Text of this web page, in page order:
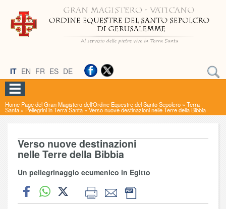
IT EN FR ES DE
Home Page del Gran Magistero dell'Ordine Equestre del Santo Sepolcro » Terra
Santa » Pellegrini in Terra Santa » Verso nuove destinazioni nelle Terre della Bibbia
Verso nuove destinazioni
nelle Terre della Bibbia
Un pellegrinaggio ecumenico in Egitto